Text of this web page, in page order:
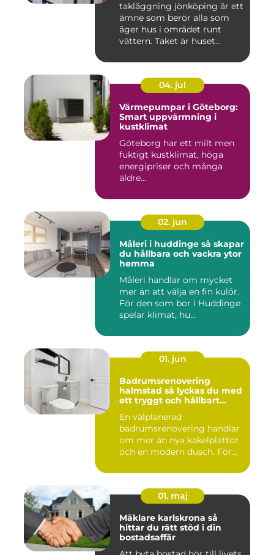
takläggning jönköping är ett
ämne som berör alla som
äger hus i området runt
vättern. Taket är huset...
04. jul
Värmepumpar i Göteborg:
Smart uppvärmning i
kustklimat
Göteborg har ett milt men
fuktigt kustklimat, höga
energipriser och många
äldre...
02. jun
Måleri i huddinge så skapar
du hållbara och vackra ytor
hemma
Måleri handlar om mycket
mer än att välja en fin kulör.
För den som bor i Huddinge
spelar klimat, hu...
01. jun
Badrumsrenovering
halmstad så lyckas du med
ett tryggt och hållbart
En välplanerad
badrumsrenovering handlar
om mer än nya kakelplattor
och en modern dusch. För
01. maj
Mäklare karlskrona så
hittar du rätt stöd i din
bostadsaffär